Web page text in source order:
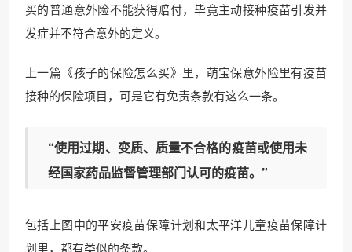
买的普通意外险不能获得赔付，毕竟主动接种疫苗引发并
发症并不符合意外的定义。
上一篇《孩子的保险怎么买》里，萌宝保意外险里有疫苗
接种的保险项目，可是它有免责条款有这么一条。
“使用过期、变质、质量不合格的疫苗或使用未
经国家药品监督管理部门认可的疫苗。”
包括上图中的平安疫苗保障计划和太平洋儿童疫苗保障计
划里，都有类似的条款。